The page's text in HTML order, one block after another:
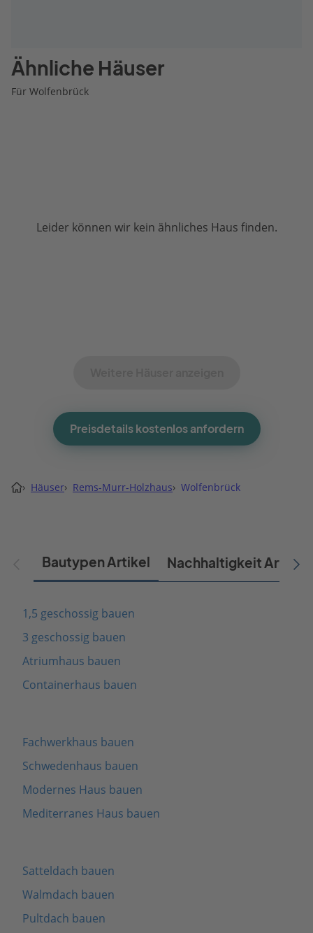
Ähnliche Häuser
Für Wolfenbrück
Leider können wir kein ähnliches Haus finden.
Preisdetails kostenlos anfordern
› Häuser› Rems-Murr-Holzhaus› Wolfenbrück
Bautypen Artikel Nachhaltigkeit Artikel
1,5 geschossig bauen
3 geschossig bauen
Atriumhaus bauen
Containerhaus bauen
Fachwerkhaus bauen
Schwedenhaus bauen
Modernes Haus bauen
Mediterranes Haus bauen
Satteldach bauen
Walmdach bauen
Pultdach bauen